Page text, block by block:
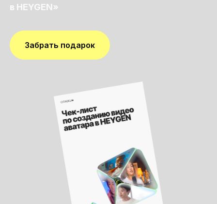
в HEYGEN»
Забрать подарок